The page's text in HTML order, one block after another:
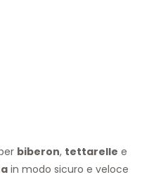
biberon, tettarelle e
in modo sicuro e veloce